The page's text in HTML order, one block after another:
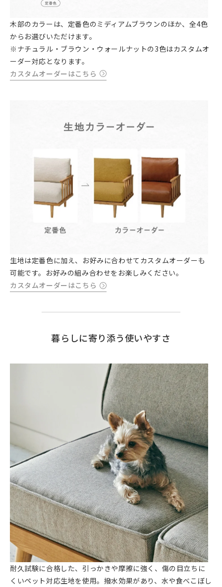
木部のカラーは、定番色のミディアムブラウンのほか、全4色
からお選びいただけます。
※ナチュラル・ブラウン・ウォールナットの3色はカスタムオ
ーダー対応となります。
カスタムオーダーはこちら
生地は定番色に加え、お好みに合わせてカスタムオーダーも
可能です。お好みの組み合わせをお楽しみください。
カスタムオーダーはこちら
暮らしに寄り添う使いやすさ
耐久試験に合格した、引っかきや摩擦に強く、傷の目立ちに
くいペット対応生地を使用。撥水効果があり、水や食べこぼし